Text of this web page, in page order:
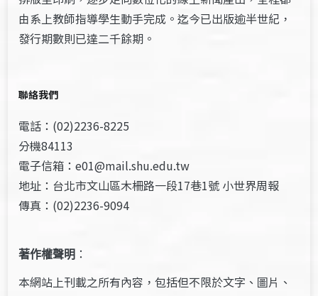
由系上教師指導學生動手完成。迄今已出版逾半世紀，
發行期數則已達二千餘期。
聯絡我們
電話：(02)2236-8225
分機84113
電子信箱：e01@mail.shu.edu.tw
地址：台北市文山區木柵路一段17巷1號 小世界周報
傳真：(02)2236-9094
著作權聲明 ：
本網站上刊載之所有內容，包括但不限於文字、圖片、